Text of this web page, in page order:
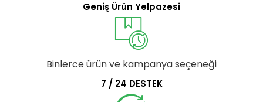
Geniş Ürün Yelpazesi
Binlerce ürün ve kampanya seçeneği
7 / 24 DESTEK